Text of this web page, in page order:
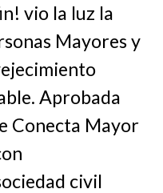
vio la luz la
Mayores y
Aprobada
Conecta Mayor
civil